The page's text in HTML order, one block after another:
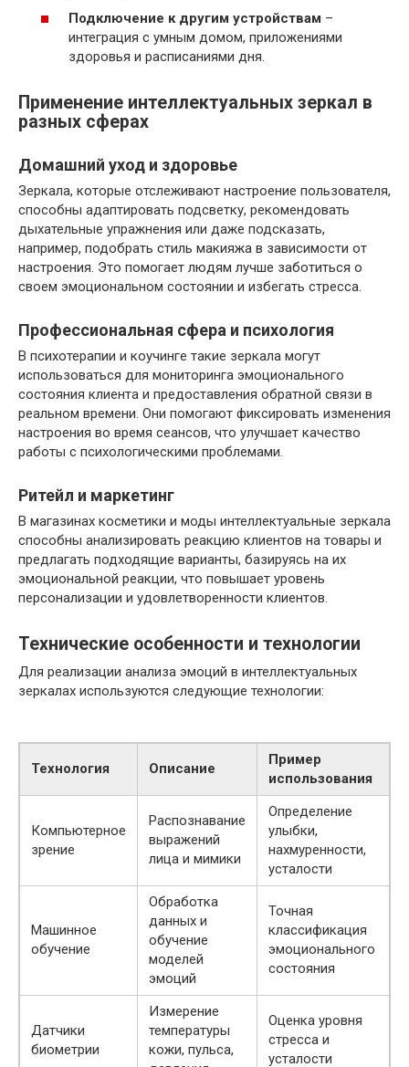
Подключение к другим устройствам –
интеграция с умным домом, приложениями
здоровья и расписаниями дня.
Применение интеллектуальных зеркал в
разных сферах
Домашний уход и здоровье
Зеркала, которые отслеживают настроение пользователя,
способны адаптировать подсветку, рекомендовать
дыхательные упражнения или даже подсказать,
например, подобрать стиль макияжа в зависимости от
настроения. Это помогает людям лучше заботиться о
своем эмоциональном состоянии и избегать стресса.
Профессиональная сфера и психология
В психотерапии и коучинге такие зеркала могут
использоваться для мониторинга эмоционального
состояния клиента и предоставления обратной связи в
реальном времени. Они помогают фиксировать изменения
настроения во время сеансов, что улучшает качество
работы с психологическими проблемами.
Ритейл и маркетинг
В магазинах косметики и моды интеллектуальные зеркала
способны анализировать реакцию клиентов на товары и
предлагать подходящие варианты, базируясь на их
эмоциональной реакции, что повышает уровень
персонализации и удовлетворенности клиентов.
Технические особенности и технологии
Для реализации анализа эмоций в интеллектуальных
зеркалах используются следующие технологии:
Технология Описание
Пример
использования
Компьютерное
зрение
Распознавание
выражений
лица и мимики
Определение
улыбки,
нахмуренности,
усталости
Машинное
обучение
Обработка
данных и
обучение
моделей
эмоций
Точная
классификация
эмоционального
состояния
Датчики
биометрии
Измерение
температуры
кожи, пульса,
Оценка уровня
стресса и
усталости